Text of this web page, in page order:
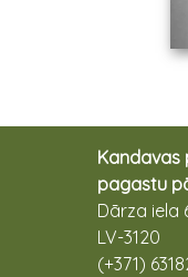
Kandavas
pagastu
Dārza iela
LV-3120
(+371)